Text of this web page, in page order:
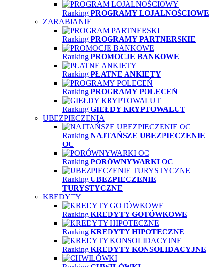
Ranking PROGRAMY LOJALNOŚCIOWE
ZARABIANIE
Ranking PROGRAMY PARTNERSKIE
Ranking PROMOCJE BANKOWE
Ranking PŁATNE ANKIETY
Ranking PROGRAMY POLECEŃ
Ranking GIEŁDY KRYPTOWALUT
UBEZPIECZENIA
Ranking NAJTAŃSZE UBEZPIECZENIE
OC
Ranking PORÓWNYWARKI OC
Ranking UBEZPIECZENIE
TURYSTYCZNE
KREDYTY
Ranking KREDYTY GOTÓWKOWE
Ranking KREDYTY HIPOTECZNE
Ranking KREDYTY KONSOLIDACYJNE